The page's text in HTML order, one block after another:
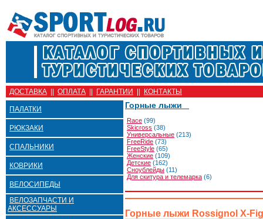
ДОСТАВКА ОПЛАТА ГАРАНТИИ КОНТАКТЫ
ПАЛАТКИ
РЮКЗАКИ
СПАЛЬНИКИ
КОВРИКИ
ВЕЛОСИПЕДЫ
ВЕЛОЗАПЧАСТИ И
АКСЕССУАРЫ
Горные лыжи
Race (99)
Skicross (38)
Универсальные (213)
FreeRide (73)
FreeStyle (65)
Женские (109)
Детские (162)
Сноублейды (11)
Для скитура и телемарка (6)
Горные лыжи Rossignol X-